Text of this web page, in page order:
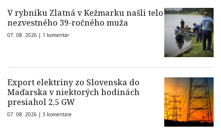
V rybníku Zlatná v Kežmarku našli telo
nezvestného 39-ročného muža
07. 08. 2026 | 1 komentár
Export elektriny zo Slovenska do
Maďarska v niektorých hodinách
presiahol 2,5 GW
07. 08. 2026 | 3 komentáre